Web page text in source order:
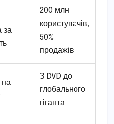
за
200 млн
користувачів,
50%
продажів
на
З DVD до
глобального
гіганта